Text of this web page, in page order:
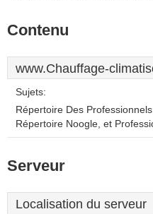
Contenu
www.Chauffage-
Sujets:
Répertoire Des
Répertoire Noogle, et
Serveur
Localisation du serveur